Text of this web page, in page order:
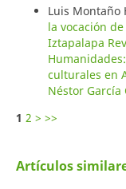
Luis Montaño
la vocación
Iztapalapa
culturales en
Néstor García
1 2 > >>
Artículos